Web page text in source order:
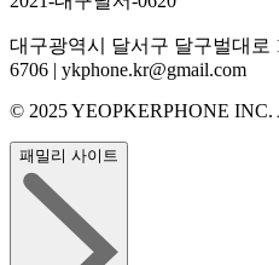
대구광역시 달서구 달구벌대로
6706 | ykphone.kr@gmail.com
© 2025 YEOPKERPHONE INC.
패밀리 사이트